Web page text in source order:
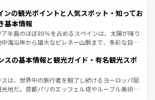
トスカーナの美しい田園風景やアマルフィ海岸の絶
、自然景観も見逃せない。観光の合間には、本場の
パスタなど、絶品のイタリア料理を堪能することも
朝目覚めてから夜眠るまで、すべての瞬間を楽し
新着のイタリア情報はコンテンツ一覧を参照してほ
ンの観光ポイントと人気スポット・知ってお
基本情報
ア半島のほぼ80％を占めるスペインは、太陽が降り
海沿岸から雄大なピレネー山脈まで、多彩な自然
根付くこの国では、情熱的なフラメンコ、熱気あふ
牛、そして美味しいタパスが生活の一部となってい
都マドリードの洗練された雰囲気や、バルセロナの
溢れた街角から、地方では古代ローマ遺跡や中世
スの基本情報と観光ガイド・有名観光スポ
スは、世界中の旅行者を魅了し続けるヨーロッパ屈
地だ。首都パリのエッフェル塔やルーブル美術館